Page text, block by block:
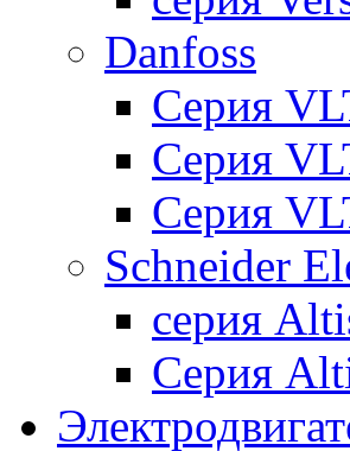
Danfoss
Серия
Серия
Серия
Schneider
серия
Серия